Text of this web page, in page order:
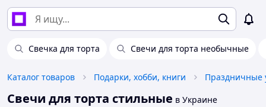
Свечка для торта Свечи для торта необычные
Каталог товаров Подарки, хобби, книги Праздничные
Свечи для торта стильные в Украине